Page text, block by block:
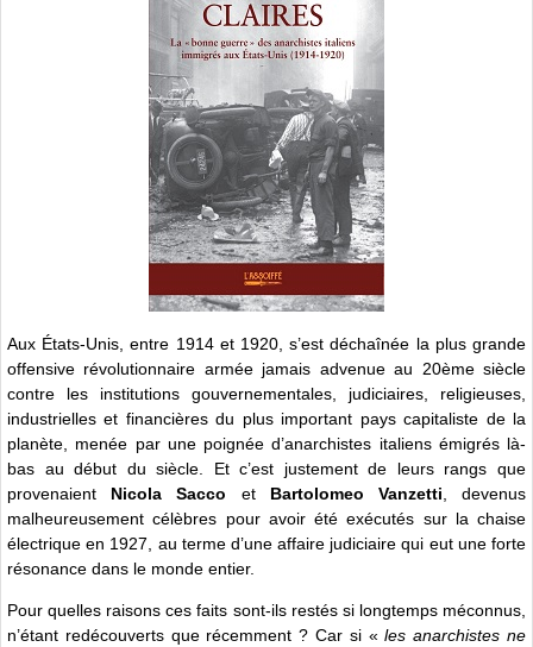
Aux États-Unis, entre 1914 et 1920, s’est déchaînée la plus grande
offensive révolutionnaire armée jamais advenue au 20ème siècle
contre les institutions gouvernementales, judiciaires, religieuses,
industrielles et financières du plus important pays capitaliste de la
planète, menée par une poignée d’anarchistes italiens émigrés là-
bas au début du siècle. Et c’est justement de leurs rangs que
provenaient Nicola Sacco et Bartolomeo Vanzetti , devenus
malheureusement célèbres pour avoir été exécutés sur la chaise
électrique en 1927, au terme d’une affaire judiciaire qui eut une forte
résonance dans le monde entier.
Pour quelles raisons ces faits sont-ils restés si longtemps méconnus,
n’étant redécouverts que récemment ? Car si «les anarchistes ne